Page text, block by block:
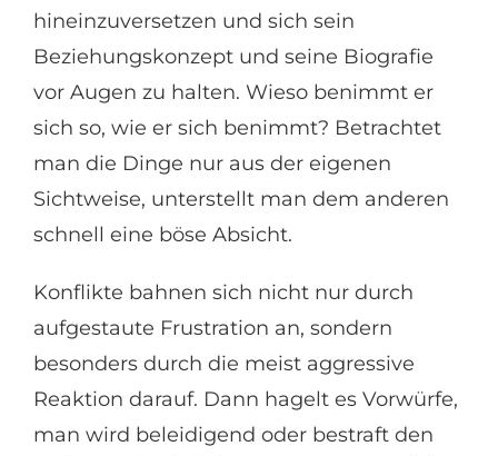
hineinzuversetzen und sich sein
Beziehungskonzept und seine Biografie
vor Augen zu halten. Wieso benimmt er
sich so, wie er sich benimmt? Betrachtet
man die Dinge nur aus der eigenen
Sichtweise, unterstellt man dem anderen
schnell eine böse Absicht.
Konflikte bahnen sich nicht nur durch
aufgestaute Frustration an, sondern
besonders durch die meist aggressive
Reaktion darauf. Dann hagelt es Vorwürfe,
man wird beleidigend oder bestraft den